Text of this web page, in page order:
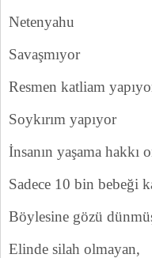
Netenyahu
Savaşmıyor
Resmen katliam
Soykırım yapıyor
İnsanın yaşama
Sadece 10 bin bebeği
Böylesine gözü
Elinde silah olmayan,